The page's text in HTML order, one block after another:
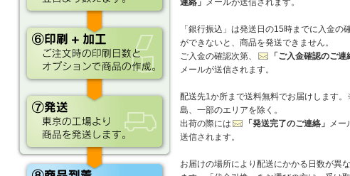
「銀行振込」は発送日の15時までに入金の
ができないと、商品を発送できません。
ご入金の確認次第、
「ご入金確認のご連
メールが送信されます。
配送先1か所まで送料無料でお届けします
島、一部のエリアを除く。
出荷の際には
「発送完了のご連絡」
メー
送信されます。
お届けの場所により配送にかかる日数が異